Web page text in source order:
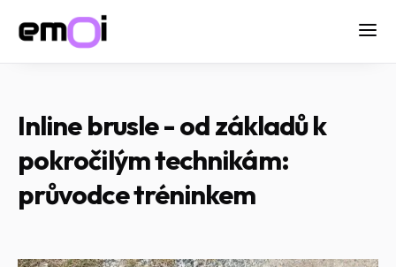
Inline brusle - od základů k
pokročilým technikám:
průvodce tréninkem